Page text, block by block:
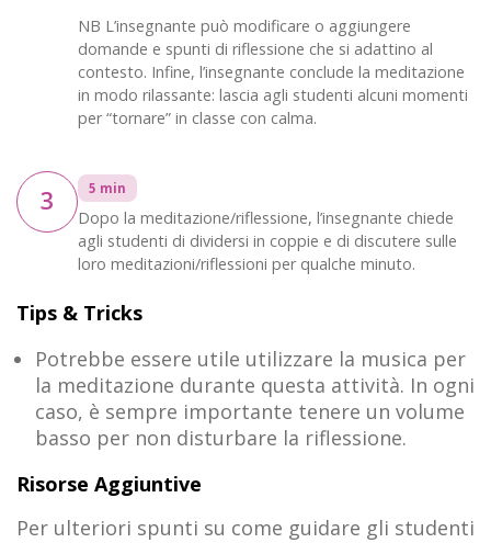
NB L’insegnante può modificare o aggiungere
domande e spunti di riflessione che si adattino al
contesto. Infine, l’insegnante conclude la meditazione
in modo rilassante: lascia agli studenti alcuni momenti
per “tornare” in classe con calma.
3 5 min
Dopo la meditazione/riflessione, l’insegnante chiede
agli studenti di dividersi in coppie e di discutere sulle
loro meditazioni/riflessioni per qualche minuto.
Tips & Tricks
Potrebbe essere utile utilizzare la musica per
la meditazione durante questa attività. In ogni
caso, è sempre importante tenere un volume
basso per non disturbare la riflessione.
Risorse Aggiuntive
Per ulteriori spunti su come guidare gli studenti